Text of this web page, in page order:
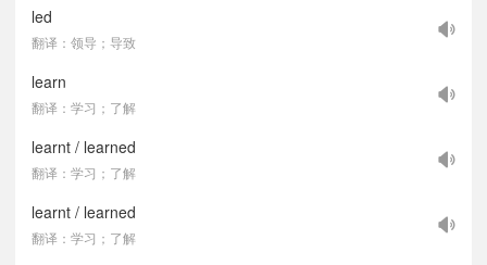
led
翻译：领导；导致
learn
翻译：学习；了解
learnt / learned
翻译：学习；了解
learnt / learned
翻译：学习；了解